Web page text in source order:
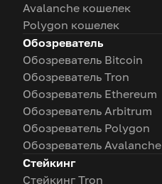
Avalanche кошелек
Polygon кошелек
Обозреватель
Обозреватель Bitcoin
Обозреватель Tron
Обозреватель Ethereum
Обозреватель Arbitrum
Обозреватель Polygon
Обозреватель Avalanche
Стейкинг
Стейкинг Tron